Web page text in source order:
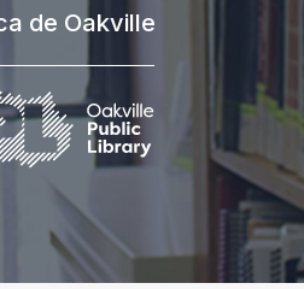
de Oakville